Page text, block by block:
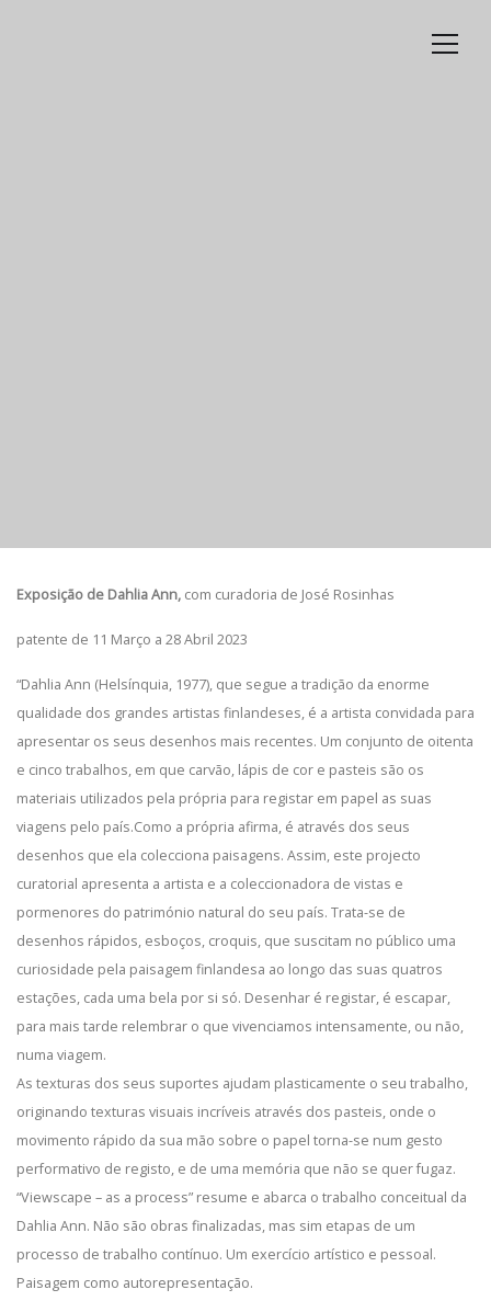
Exposição de Dahlia Ann, com curadoria de José Rosinhas
patente de 11 Março a 28 Abril 2023
“Dahlia Ann (Helsínquia, 1977), que segue a tradição da enorme
qualidade dos grandes artistas finlandeses, é a artista convidada para
apresentar os seus desenhos mais recentes. Um conjunto de oitenta
e cinco trabalhos, em que carvão, lápis de cor e pasteis são os
materiais utilizados pela própria para registar em papel as suas
viagens pelo país.Como a própria afirma, é através dos seus
desenhos que ela colecciona paisagens. Assim, este projecto
curatorial apresenta a artista e a coleccionadora de vistas e
pormenores do património natural do seu país. Trata-se de
desenhos rápidos, esboços, croquis, que suscitam no público uma
curiosidade pela paisagem finlandesa ao longo das suas quatros
estações, cada uma bela por si só. Desenhar é registar, é escapar,
para mais tarde relembrar o que vivenciamos intensamente, ou não,
numa viagem.
As texturas dos seus suportes ajudam plasticamente o seu trabalho,
originando texturas visuais incríveis através dos pasteis, onde o
movimento rápido da sua mão sobre o papel torna-se num gesto
performativo de registo, e de uma memória que não se quer fugaz.
“Viewscape – as a process” resume e abarca o trabalho conceitual da
Dahlia Ann. Não são obras finalizadas, mas sim etapas de um
processo de trabalho contínuo. Um exercício artístico e pessoal.
Paisagem como autorepresentação.